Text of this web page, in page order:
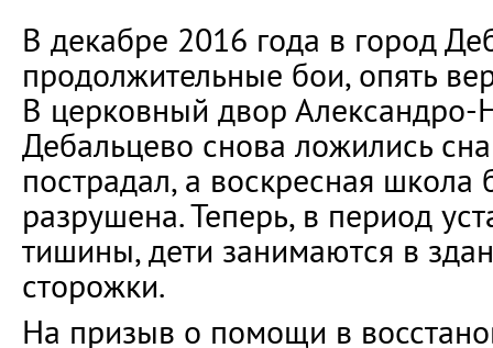
В декабре 2016 года в город
продолжительные бои, опять
В церковный двор Александро-
Дебальцево снова ложились
пострадал, а воскресная
разрушена. Теперь, в период
тишины, дети занимаются в
сторожки.
На призыв о помощи в